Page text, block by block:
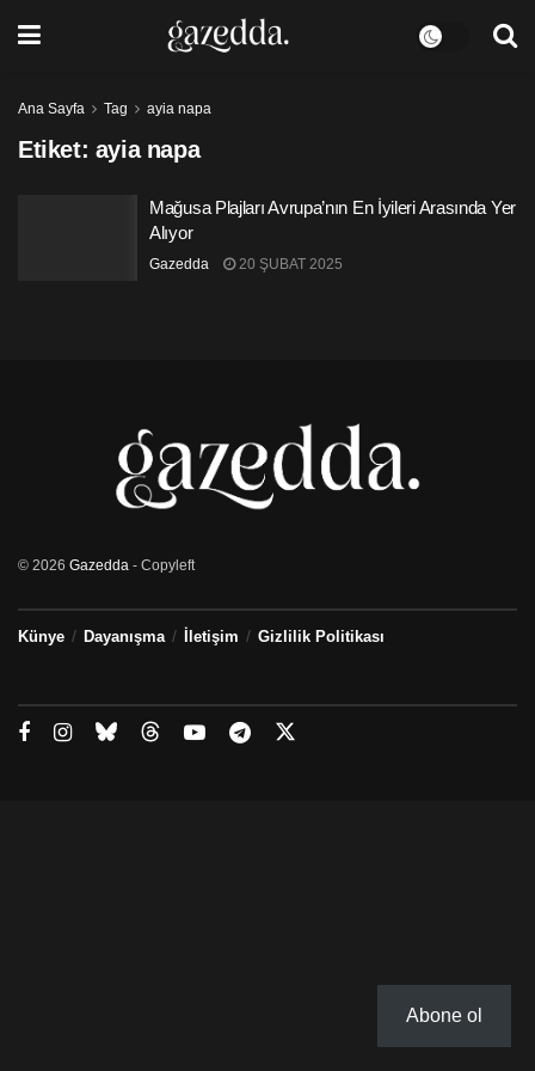
Ana Sayfa Tag ayia napa
Etiket: ayia napa
Mağusa Plajları Avrupa’nın En İyileri Arasında Yer
Alıyor
Gazedda 20 ŞUBAT 2025
© 2026 Gazedda - Copyleft
Künye Dayanışma İletişim Gizlilik Politikası
Abone ol